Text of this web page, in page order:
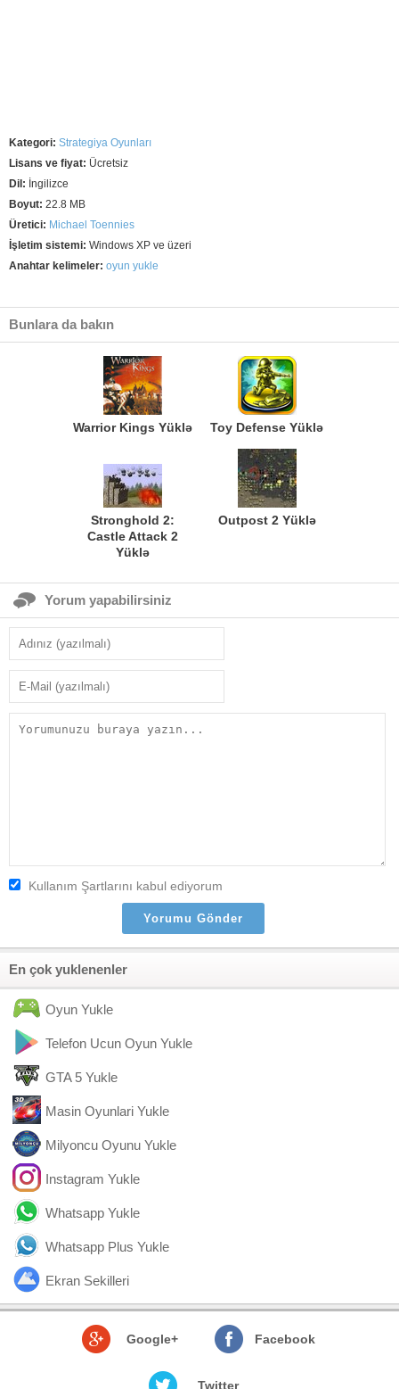
Kategori: Strategiya Oyunları
Lisans ve fiyat: Ücretsiz
Dil: İngilizce
Boyut: 22.8 MB
Üretici: Michael Toennies
İşletim sistemi: Windows XP ve üzeri
Anahtar kelimeler: oyun yukle
Bunlara da bakın
Warrior Kings Yüklə Toy Defense Yüklə
Stronghold 2:
Castle Attack 2
Yüklə
Outpost 2 Yüklə
Yorum yapabilirsiniz
Kullanım Şartlarını kabul ediyorum
En çok yuklenenler
Oyun Yukle
Telefon Ucun Oyun Yukle
GTA 5 Yukle
Masin Oyunlari Yukle
Milyoncu Oyunu Yukle
Instagram Yukle
Whatsapp Yukle
Whatsapp Plus Yukle
Ekran Sekilleri
Google+ Facebook
Twitter